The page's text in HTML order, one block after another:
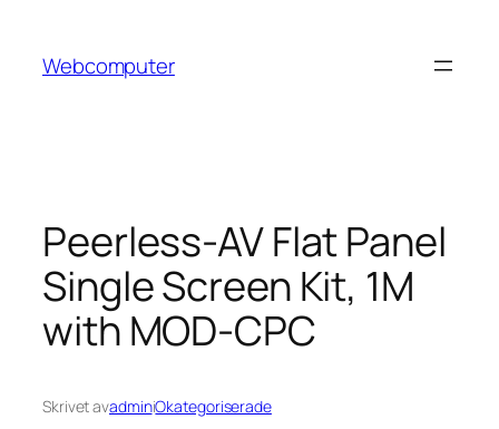
innehåll
Webcomputer
Peerless-AV Flat Panel
Single Screen Kit, 1M
with MOD-CPC
Skrivet avadminiOkategoriserade